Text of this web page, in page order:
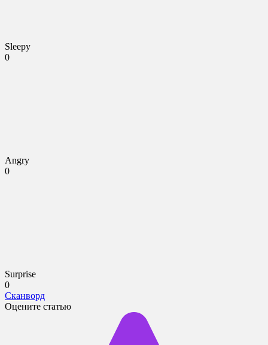
Sleepy
0
Angry
0
Surprise
0
Сканворд
Оцените статью